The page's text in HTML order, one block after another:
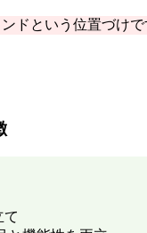
ドという位置づけで
て